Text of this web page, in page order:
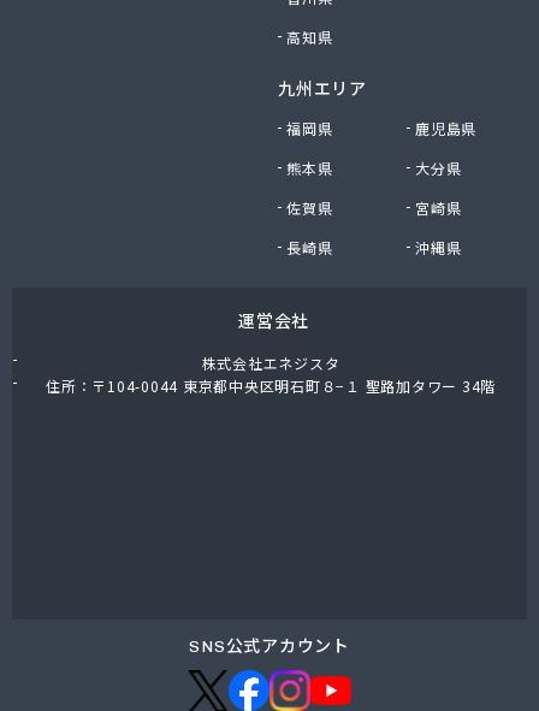
田邊工業株式会社 佐野工場
田邊工業株式会社 足利営業所
東京ガスエネルギー株式会社 宇都宮サービスセン
東上ガス株式会社 真岡営業所
東上ガス株式会社 那須営業所
栃木液化ガス株式会社
栃木県プロパンガス商業協同組合
栃木石油株式会社 本社
日東瓦斯株式会社 南河内営業所
日本ガス株式会社 宇都宮営業所
高知県
九州エリア
福岡県
鹿児島県
熊本県
大分県
佐賀県
宮崎県
長崎県
沖縄県
運営会社
株式会社エネジスタ
住所：〒104-0044 東京都中央区明石町８−１ 聖路加タワー 34階
SNS公式アカウント